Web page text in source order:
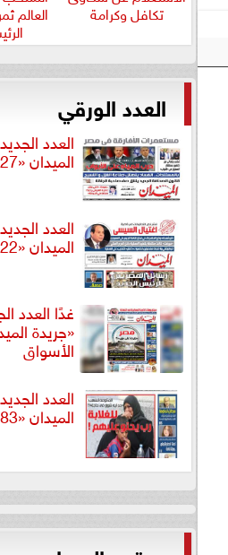
تكافل وكرامة العالم
العدد الورقي
العدد
الميدان «1027»
العدد
الميدان «1022»
غدًا العدد
«جريدة
الأسواق
العدد
الميدان «983»